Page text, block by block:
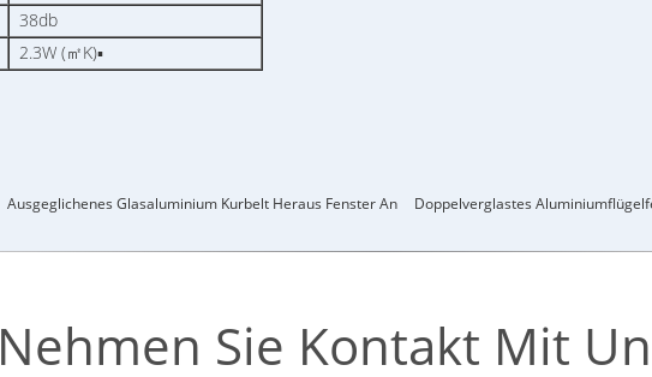
38db
2.3W (㎡K)▪
Ausgeglichenes Glasaluminium Kurbelt Heraus Fenster An Doppelverglastes
Nehmen Sie Kontakt Mit